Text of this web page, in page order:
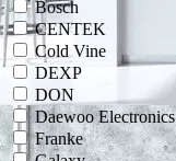
Bosch
CENTEK
Cold Vine
DEXP
DON
Daewoo Electronics
Franke